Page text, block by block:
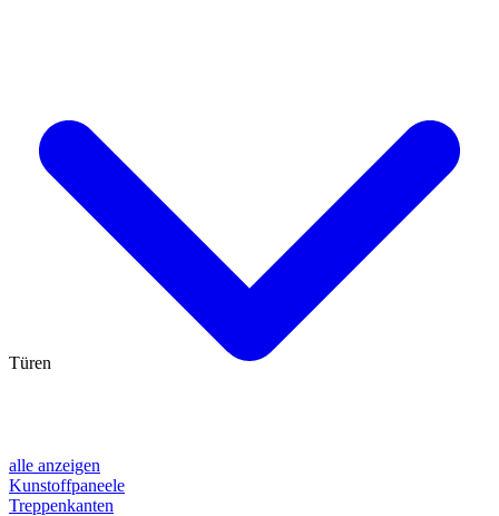
alle anzeigen
Kunstoffpaneele
Treppenkanten
Türen